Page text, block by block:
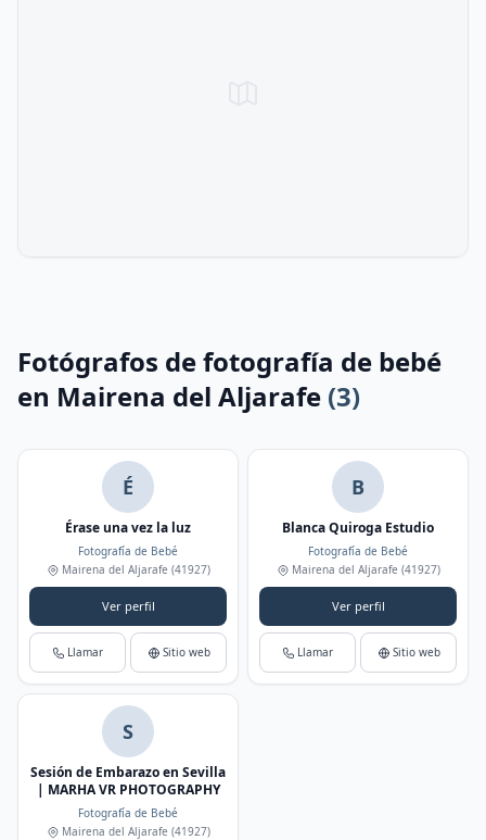
Fotógrafos de fotografía de bebé
en Mairena del Aljarafe (3)
É
Érase una vez la luz
Fotografía de Bebé
Mairena del Aljarafe (41927)
Ver perfil
Llamar Sitio web
B
Blanca Quiroga Estudio
Fotografía de Bebé
Mairena del Aljarafe (41927)
Ver perfil
Llamar Sitio web
S
Sesión de Embarazo en Sevilla
| MARHA VR PHOTOGRAPHY
Fotografía de Bebé
Mairena del Aljarafe (41927)